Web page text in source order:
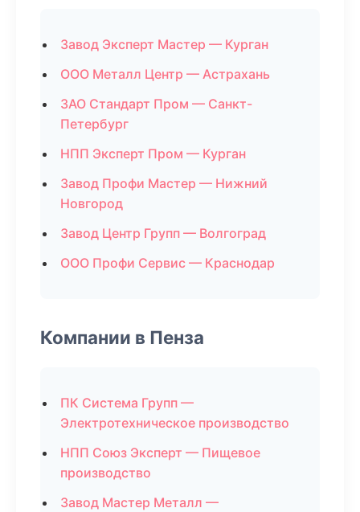
Завод Эксперт Мастер — Курган
ООО Металл Центр — Астрахань
ЗАО Стандарт Пром — Санкт-
Петербург
НПП Эксперт Пром — Курган
Завод Профи Мастер — Нижний
Новгород
Завод Центр Групп — Волгоград
ООО Профи Сервис — Краснодар
Компании в Пенза
ПК Система Групп —
Электротехническое производство
НПП Союз Эксперт — Пищевое
производство
Завод Мастер Металл —